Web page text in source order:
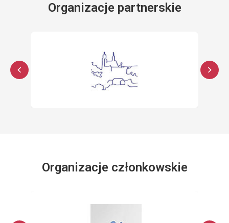
Organizacje partnerskie
Organizacje członkowskie